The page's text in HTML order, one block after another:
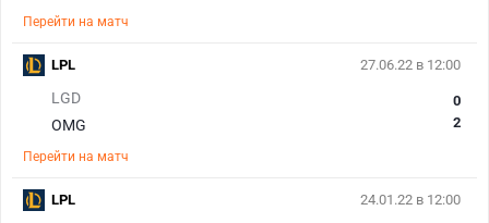
Перейти на матч
27.06.22 в 12:00
LGD
OMG
0
2
Перейти на матч
LPL
24.01.22 в 12:00
LPL